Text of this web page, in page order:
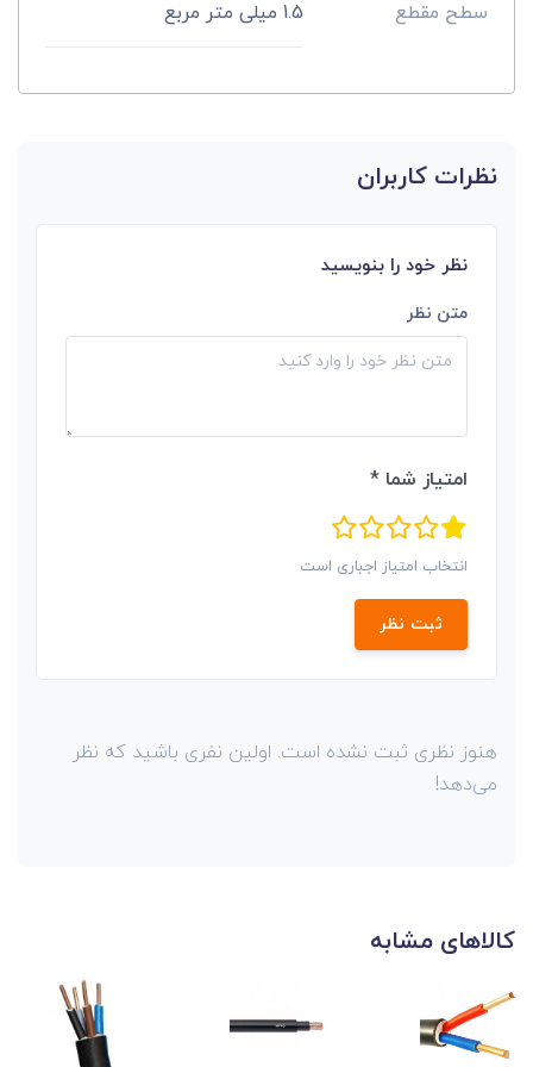
سطح مقطع 1.5 میلی متر مربع
نظرات کاربران
نظر خود را بنویسید
متن نظر
امتیاز شما *
انتخاب امتیاز اجباری است
ثبت نظر
هنوز نظری ثبت نشده است. اولین نفری باشید که نظر
می‌دهد!
کالاهای مشابه